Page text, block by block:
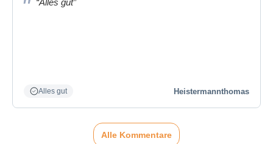
“Alles gut”
Alles gut Heistermannthomas
Alle Kommentare